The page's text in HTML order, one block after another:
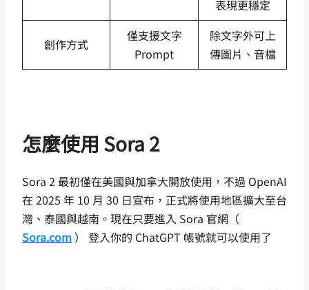
表現更穩定
創作方式
僅支援文字
Prompt
除文字外可上
傳圖片、音檔
怎麼使用 Sora 2
Sora 2 最初僅在美國與加拿大開放使用，不過 OpenAI
在 2025 年 10 月 30 日宣布，正式將使用地區擴大至台
灣、泰國與越南。現在只要進入 Sora 官網（
Sora.com ） 登入你的 ChatGPT 帳號就可以使用了